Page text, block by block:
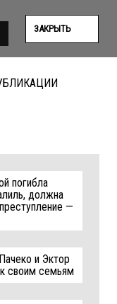
ЗАКРЫТЬ
погибла
должна
—
и Эктор
своим семьям